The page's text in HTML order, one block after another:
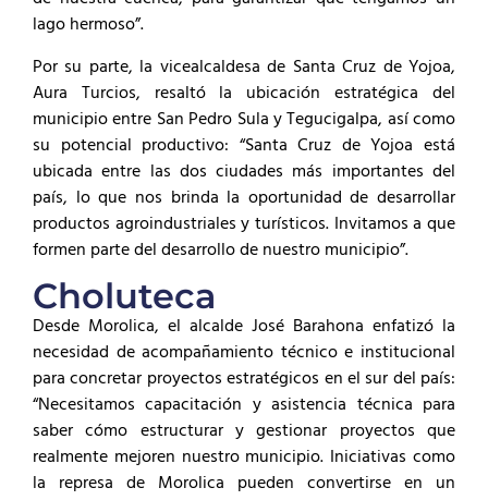
lago hermoso”.
Por su parte, la vicealcaldesa de Santa Cruz de Yojoa,
Aura Turcios, resaltó la ubicación estratégica del
municipio entre San Pedro Sula y Tegucigalpa, así como
su potencial productivo: “Santa Cruz de Yojoa está
ubicada entre las dos ciudades más importantes del
país, lo que nos brinda la oportunidad de desarrollar
productos agroindustriales y turísticos. Invitamos a que
formen parte del desarrollo de nuestro municipio”.
Choluteca
Desde Morolica, el alcalde José Barahona enfatizó la
necesidad de acompañamiento técnico e institucional
para concretar proyectos estratégicos en el sur del país:
“Necesitamos capacitación y asistencia técnica para
saber cómo estructurar y gestionar proyectos que
realmente mejoren nuestro municipio. Iniciativas como
la represa de Morolica pueden convertirse en un